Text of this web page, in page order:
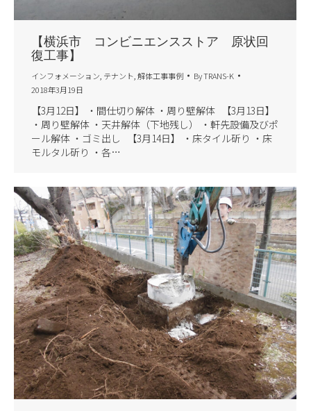
【横浜市 コンビニエンスストア 原状回
復工事】
インフォメーション テナント 解体工事事例 ByTRANS-K
2018年3月19日
【3月12日】 ・間仕切り解体 ・周り壁解体 【3月13日】
・周り壁解体 ・天井解体（下地残し） ・軒先設備及びポ
ール解体 ・ゴミ出し 【3月14日】 ・床タイル斫り ・床
モルタル斫り ・各…